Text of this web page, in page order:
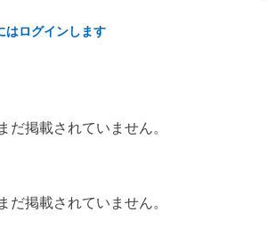
はログインします
だ掲載されていません。
だ掲載されていません。